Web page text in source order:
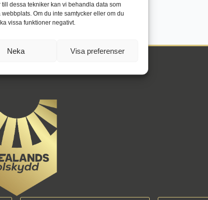
dessa tekniker kan vi behandla data som
Om du inte samtycker eller om du
vissa funktioner negativt.
Neka Visa preferenser